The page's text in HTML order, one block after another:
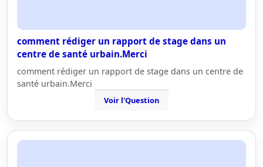
comment rédiger un rapport de stage dans un
centre de santé urbain.Merci
comment rédiger un rapport de stage dans un centre de
santé urbain.Merci
Voir l'Question